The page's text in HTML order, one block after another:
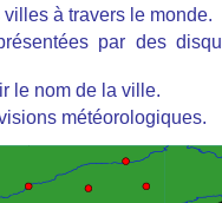
à travers le monde.
par des
le nom de la ville.
météorologiques.